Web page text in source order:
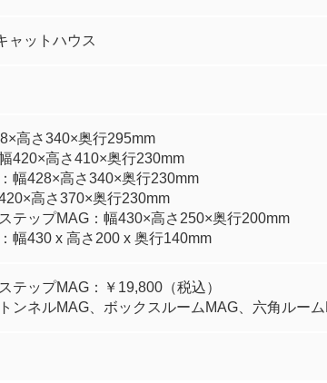
ャットハウス
高さ340×奥行295mm
420×高さ410×奥行230mm
幅428×高さ340×奥行230mm
高さ370×奥行230mm
テップMAG：幅430×高さ250×奥行200mm
幅430 x 高さ200 x 奥行140mm
テップMAG：￥19,800（税込）
ンネルMAG、ボックスルームMAG、六角ルー